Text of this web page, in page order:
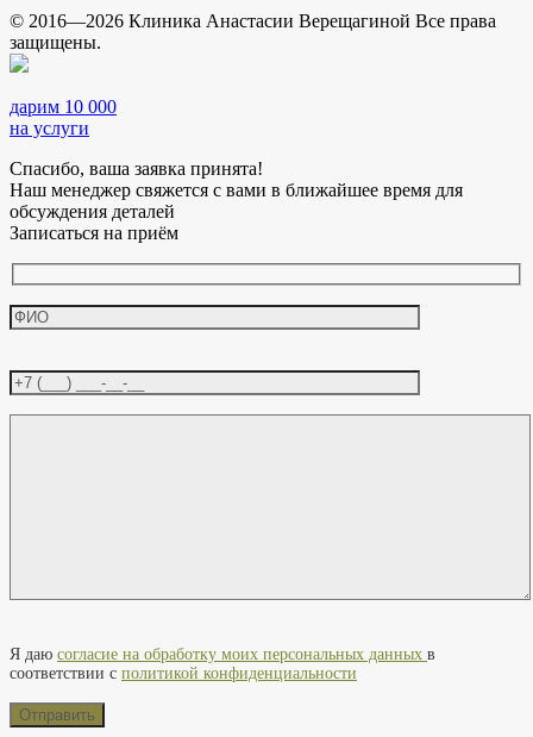
© 2016—2026 Клиника Анастасии Верещагиной Все права
защищены.
дарим 10 000
на услуги
Спасибо, ваша заявка принята!
Наш менеджер свяжется с вами в ближайшее время для
обсуждения деталей
Записаться на приём
Я даю согласие на обработку моих персональных данных в
соответствии с политикой конфиденциальности